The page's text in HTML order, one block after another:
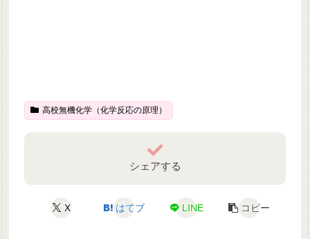
高校無機化学（化学反応の原理）
シェアする
X はてブ LINE コピー